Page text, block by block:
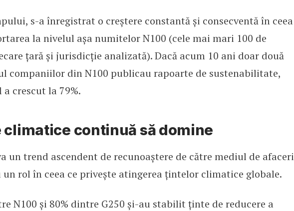
s-a înregistrat o creștere constantă și consecventă în ceea
la nivelul așa numitelor N100 (cele mai mari 100 de
țară și jurisdicție analizată). Dacă acum 10 ani doar două
companiilor din N100 publicau rapoarte de sustenabilitate,
crescut la 79%.
climatice continuă să domine
un trend ascendent de recunoaștere de către mediul de afaceri
rol în ceea ce privește atingerea țintelor climatice globale.
N100 și 80% dintre G250 și-au stabilit ținte de reducere a